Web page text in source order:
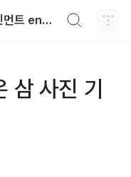
와일드진생WG엔터테인먼트 entertainment
삼 사진 기